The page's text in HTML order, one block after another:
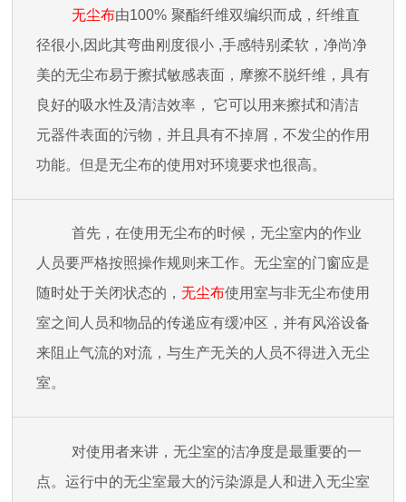
无尘布由100% 聚酯纤维双编织而成，纤维直
径很小,因此其弯曲刚度很小 ,手感特别柔软，净尚净
美的无尘布易于擦拭敏感表面，摩擦不脱纤维，具有
良好的吸水性及清洁效率， 它可以用来擦拭和清洁
元器件表面的污物，并且具有不掉屑，不发尘的作用
功能。但是无尘布的使用对环境要求也很高。
首先，在使用无尘布的时候，无尘室内的作业
人员要严格按照操作规则来工作。无尘室的门窗应是
随时处于关闭状态的， 无尘布使用室与非无尘布使用
室之间人员和物品的传递应有缓冲区，并有风浴设备
来阻止气流的对流，与生产无关的人员不得进入无尘
室。
对使用者来讲，无尘室的洁净度是最重要的一
点。运行中的无尘室最大的污染源是人和进入无尘室